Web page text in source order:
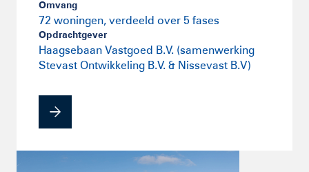
Omvang
72 woningen, verdeeld over 5 fases
Opdrachtgever
Haagsebaan Vastgoed B.V. (samenwerking
Stevast Ontwikkeling B.V. & Nissevast B.V)